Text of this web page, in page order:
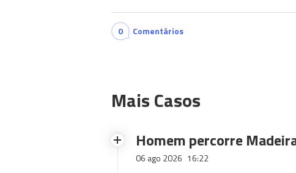
0 Comentários
Mais Casos
Homem percorre
06 ago 2026 16:22